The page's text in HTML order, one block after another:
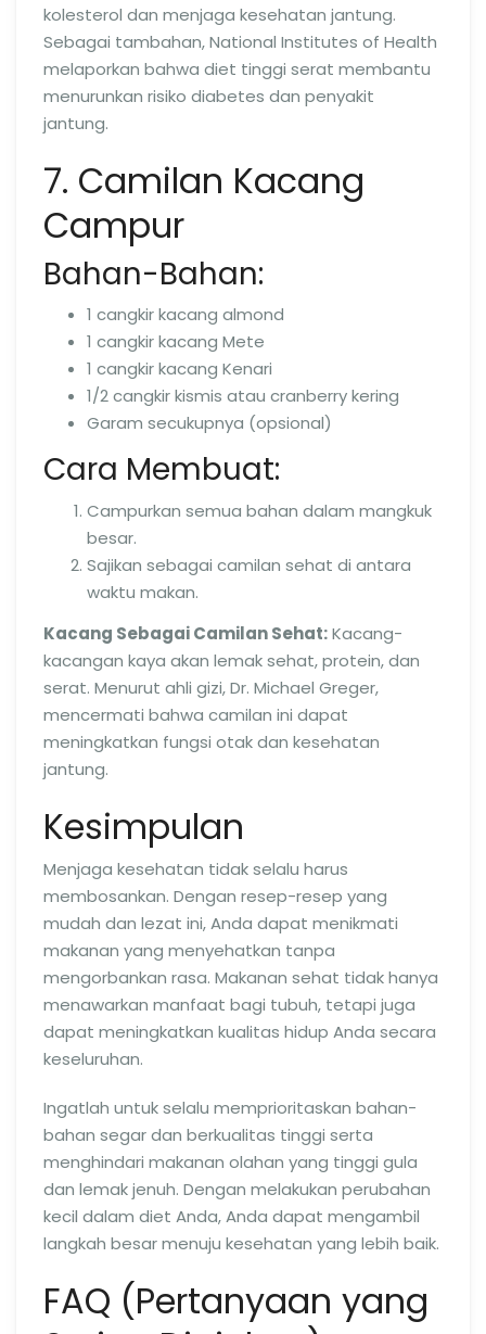
kolesterol dan menjaga kesehatan jantung.
Sebagai tambahan, National Institutes of Health
melaporkan bahwa diet tinggi serat membantu
menurunkan risiko diabetes dan penyakit
jantung.
7. Camilan Kacang
Campur
Bahan-Bahan:
1 cangkir kacang almond
1 cangkir kacang Mete
1 cangkir kacang Kenari
1/2 cangkir kismis atau cranberry kering
Garam secukupnya (opsional)
Cara Membuat:
Campurkan semua bahan dalam mangkuk
besar.
Sajikan sebagai camilan sehat di antara
waktu makan.
Kacang Sebagai Camilan Sehat:Kacang-
kacangan kaya akan lemak sehat, protein, dan
serat. Menurut ahli gizi, Dr. Michael Greger,
mencermati bahwa camilan ini dapat
meningkatkan fungsi otak dan kesehatan
jantung.
Kesimpulan
Menjaga kesehatan tidak selalu harus
membosankan. Dengan resep-resep yang
mudah dan lezat ini, Anda dapat menikmati
makanan yang menyehatkan tanpa
mengorbankan rasa. Makanan sehat tidak hanya
menawarkan manfaat bagi tubuh, tetapi juga
dapat meningkatkan kualitas hidup Anda secara
keseluruhan.
Ingatlah untuk selalu memprioritaskan bahan-
bahan segar dan berkualitas tinggi serta
menghindari makanan olahan yang tinggi gula
dan lemak jenuh. Dengan melakukan perubahan
kecil dalam diet Anda, Anda dapat mengambil
langkah besar menuju kesehatan yang lebih baik.
FAQ (Pertanyaan yang